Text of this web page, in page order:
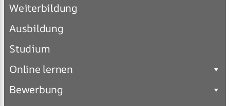
Weiterbildung
Ausbildung
Studium
Online lernen
Bewerbung